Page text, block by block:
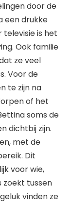
door de
een drukke
is het
Ook familie
ze veel
Voor de
te zijn na
of het
soms de
dichtbij zijn.
met de
Dit
voor wie,
zoekt tussen
vinden ze